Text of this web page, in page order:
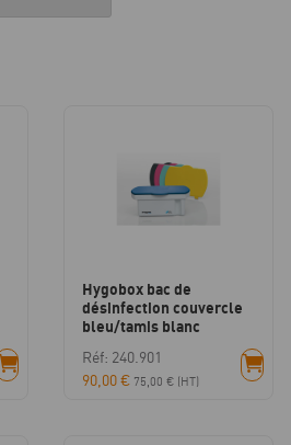
Hygobox bac de
désinfection couvercle
bleu/tamis blanc
Réf: 240.901
90,00€ 75,00 € (HT)